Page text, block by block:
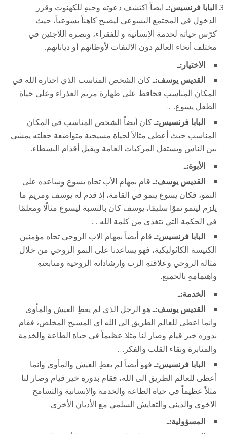
البابا فرنسيس:ـايضاً اكتشف دعوته وحبهِ للكهنوت وقرر
الدخول في المجتمع اليسوعي ليصبح كاهناً يسوعياً، حيث
كرّس حياته لخدمة الإنسانية و للفقراء، ونصرة اللاجئين في
مختلف أنحاء العالم دون الالتفات لأوطانهم أو دياناتهم.
الاختيار:ـ
القديس يوسف:ـكان الشخص المناسب الذي اختاره الله في
المكان المناسب فحافظ على طهارة مريم العذراء وعلى حياة
الطفل يسوع….
البابا فرنسيس:ـكان أيضاً الشخص المناسب في المكان
المناسب حيث أعطى مثالاً لحياة مسيحية متواضعة جعلته يمشي
بين الناس ويستقل المركبات العامة ويقبل أقدام البسطاء.
الأبوة:ـ
القديس يوسف:ـقام بمهام الأب تجاه يسوع وساعده على
النمو، فكان يسوع ينمو في القامة، إذ قدم له يوسف ومريم ما
يلزم لينمو نموًا سليمًا، يوسف كان بالنسبة ليسوع مثالًا ومعلمًا
في الحكمة التي تتغذى من كلمة الله….
البابا فرنسيس:ـقام أيضاً بمهام الاب الروحي تجاه مؤمنين
الكنيسة الكاثوليكية، فهو يساعدنا على النمو الروحي من خلال
مثاله الروحي وعلاقتهِ الرب وارشاداته الروحية ومتابعتهِ
واهتمامهِ بالجميع.
الخدمة:ـ
القديس يوسف:ـهو الرجل الذي لم يعطِ العيش والمأوى
وانما اعطى للعالم الطريق الى الله اي المسيح المخلص، فقام
بدوره خير قيام وصار لنا مثلا عظيماً في حياة الطاعة والخدمة
والمثابرة ونقاء القلب والفكر…
البابا فرنسيس:ـفهو أيضاً لم يعطِ العيش والمأوى وانما
أعطى للعالم الطريق الى الله، فقام بدورهِ خير قيام وصار لنا
مثلاً عظيماً في حياة الطاعة والخدمة والإنسانية والتسامح
الاخوي والديني والتعايش السلمي مع الأديان الأخرى.
المسؤولية:ـ